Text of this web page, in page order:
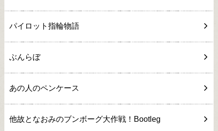
パイロット指輪物語
ぶんらぼ
あの人のペンケース
他故となおみのブンボーグ大作戦！Bootleg